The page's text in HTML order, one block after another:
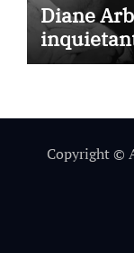
Diane
Copyright ©